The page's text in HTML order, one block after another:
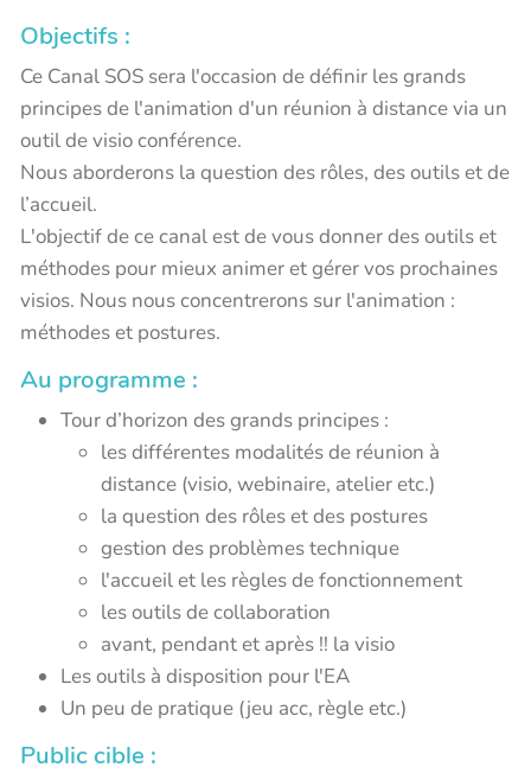
Objectifs :
Ce Canal SOS sera l'occasion de définir les grands
principes de l'animation d'un réunion à distance via un
outil de visio conférence.
Nous aborderons la question des rôles, des outils et de
l’accueil.
L'objectif de ce canal est de vous donner des outils et
méthodes pour mieux animer et gérer vos prochaines
visios. Nous nous concentrerons sur l'animation :
méthodes et postures.
Au programme :
Tour d’horizon des grands principes :
les différentes modalités de réunion à
distance (visio, webinaire, atelier etc.)
la question des rôles et des postures
gestion des problèmes technique
l'accueil et les règles de fonctionnement
les outils de collaboration
avant, pendant et après !! la visio
Les outils à disposition pour l'EA
Un peu de pratique (jeu acc, règle etc.)
Public cible :